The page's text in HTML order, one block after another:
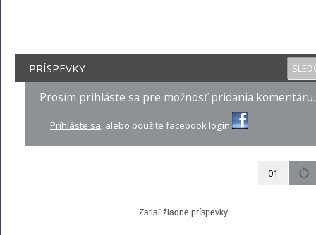
PRÍSPEVKY
Prosím prihláste sa pre možnosť pridania komentáru.
Prihláste sa, alebo použite facebook login
01
Zatiaľ žiadne príspevky